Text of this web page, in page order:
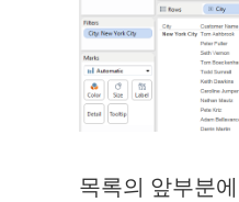
목록의 앞부분